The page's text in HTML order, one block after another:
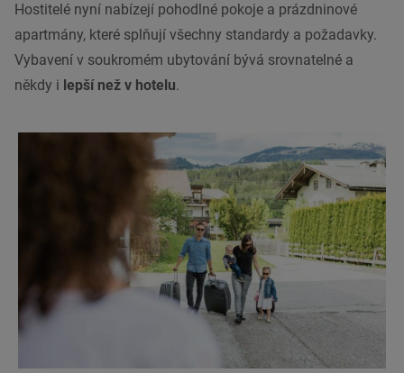
Hostitelé nyní nabízejí pohodlné pokoje a prázdninové
apartmány, které splňují všechny standardy a požadavky.
Vybavení v soukromém ubytování bývá srovnatelné a
někdy i lepší než v hotelu.